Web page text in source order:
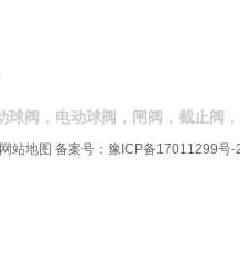
球阀，电动球阀，闸阀，截止阀
网站地图 备案号： 豫ICP备17011299号-